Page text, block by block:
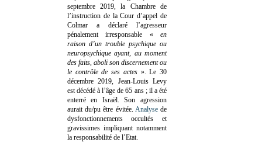
septembre 2019, la Chambre de
l’instruction de la Cour d’appel de
Colmar a déclaré l’agresseur
pénalement irresponsable «en
raison d’un trouble psychique ou
neuropsychique ayant, au moment
des faits, aboli son discernement ou
le contrôle de ses actes». Le 30
décembre 2019, Jean-Louis Levy
est décédé à l’âge de 65 ans ; il a été
enterré en Israël. Son agression
aurait du/pu être évitée. Analysede
dysfonctionnements occultés et
gravissimes impliquant notamment
la responsabilité de l’Etat.